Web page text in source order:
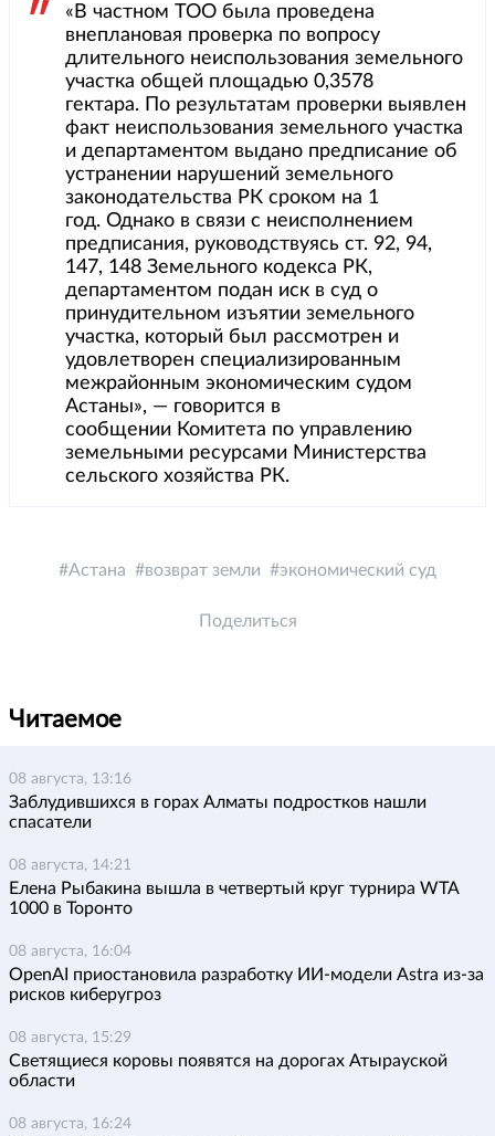
«В частном ТОО была проведена
внеплановая проверка по вопросу
длительного неиспользования земельного
участка общей площадью 0,3578
гектара. По результатам проверки выявлен
факт неиспользования земельного участка
и департаментом выдано предписание об
устранении нарушений земельного
законодательства РК сроком на 1
год. Однако в связи с неисполнением
предписания, руководствуясь ст. 92, 94,
147, 148 Земельного кодекса РК,
департаментом подан иск в суд о
принудительном изъятии земельного
участка, который был рассмотрен и
удовлетворен специализированным
межрайонным экономическим судом
Астаны», — говорится в
сообщении Комитета по управлению
земельными ресурсами Министерства
сельского хозяйства РК.
Астана возврат земли экономический суд
Поделиться
Читаемое
08 августа, 13:16
Заблудившихся в горах Алматы подростков нашли
спасатели
08 августа, 14:21
Елена Рыбакина вышла в четвертый круг турнира WTA
1000 в Торонто
08 августа, 16:04
OpenAI приостановила разработку ИИ-модели Astra из-за
рисков киберугроз
08 августа, 15:29
Светящиеся коровы появятся на дорогах Атырауской
области
08 августа, 16:24